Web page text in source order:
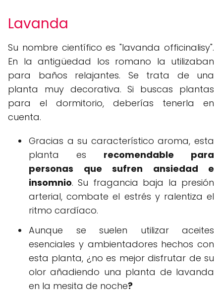
Lavanda
Su nombre científico es "lavanda officinalisy".
En la antigüedad los romano la utilizaban
para baños relajantes. Se trata de una
planta muy decorativa. Si buscas plantas
para el dormitorio, deberías tenerla en
cuenta.
Gracias a su característico aroma, esta
planta es recomendable para
personas que sufren ansiedad e
insomnio. Su fragancia baja la presión
arterial, combate el estrés y ralentiza el
ritmo cardíaco.
Aunque se suelen utilizar aceites
esenciales y ambientadores hechos con
esta planta, ¿no es mejor disfrutar de su
olor añadiendo una planta de lavanda
en la mesita de noche?